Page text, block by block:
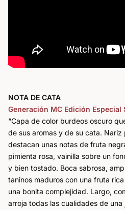
NOTA DE CATA
Generación MC Edición Especial
“Capa de color burdeos oscuro
de sus aromas y de su cata. Nariz
destacan unas notas de fruta
pimienta rosa, vainilla sobre un
y bien tostado. Boca sabrosa,
taninos maduros con una fruta
una bonita complejidad. Largo,
arroja todas las cualidades de